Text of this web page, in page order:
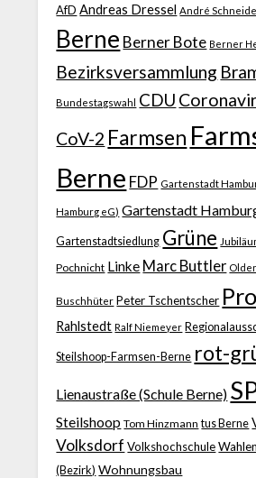
AfD Andreas Dressel André
Berne Berner Bote Berner
Bezirksversammlung
Bundestagswahl CDU
CoV-2 Farmsen
Berne FDP Gartenstadt
Hamburg eG) Gartenstadt
Gartenstadtsiedlung Grüne
Pochnicht Linke Marc Buttler
Buschhüter Peter Tschentscher
Rahlstedt Ralf Niemeyer
Steilshoop-Farmsen-Berne rot-
Lienaustraße (Schule Berne)
Steilshoop Tom Hinzmann tus Berne
Volksdorf Volkshochschule Wahlen
(Bezirk) Wohnungsbau